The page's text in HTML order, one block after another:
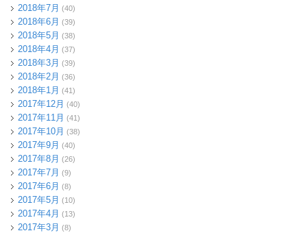
2018年7月 (40)
2018年6月 (39)
2018年5月 (38)
2018年4月 (37)
2018年3月 (39)
2018年2月 (36)
2018年1月 (41)
2017年12月 (40)
2017年11月 (41)
2017年10月 (38)
2017年9月 (40)
2017年8月 (26)
2017年7月 (9)
2017年6月 (8)
2017年5月 (10)
2017年4月 (13)
2017年3月 (8)